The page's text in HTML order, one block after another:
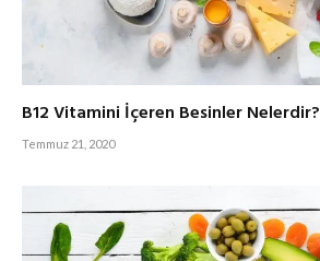
B12 Vitamini İçeren Besinler Nelerdir?
Temmuz 21, 2020